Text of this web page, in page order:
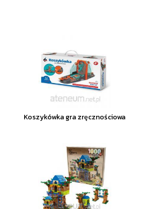
Koszykówka gra zręcznościowa